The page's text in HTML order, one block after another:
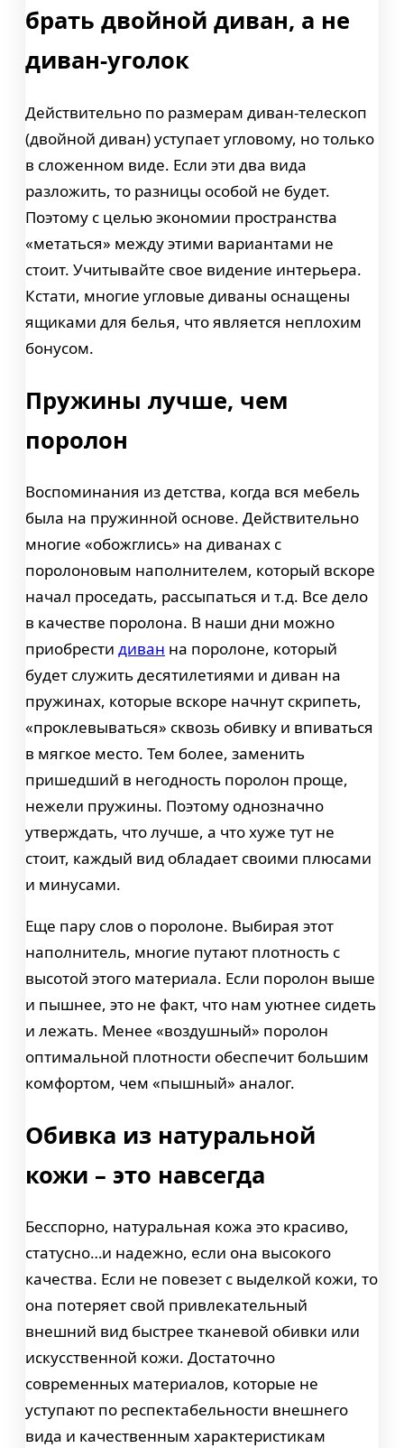
брать двойной диван, а не
диван-уголок
Действительно по размерам диван-телескоп
(двойной диван) уступает угловому, но только
в сложенном виде. Если эти два вида
разложить, то разницы особой не будет.
Поэтому с целью экономии пространства
«метаться» между этими вариантами не
стоит. Учитывайте свое видение интерьера.
Кстати, многие угловые диваны оснащены
ящиками для белья, что является неплохим
бонусом.
Пружины лучше, чем
поролон
Воспоминания из детства, когда вся мебель
была на пружинной основе. Действительно
многие «обожглись» на диванах с
поролоновым наполнителем, который вскоре
начал проседать, рассыпаться и т.д. Все дело
в качестве поролона. В наши дни можно
приобрести диван на поролоне, который
будет служить десятилетиями и диван на
пружинах, которые вскоре начнут скрипеть,
«проклевываться» сквозь обивку и впиваться
в мягкое место. Тем более, заменить
пришедший в негодность поролон проще,
нежели пружины. Поэтому однозначно
утверждать, что лучше, а что хуже тут не
стоит, каждый вид обладает своими плюсами
и минусами.
Еще пару слов о поролоне. Выбирая этот
наполнитель, многие путают плотность с
высотой этого материала. Если поролон выше
и пышнее, это не факт, что нам уютнее сидеть
и лежать. Менее «воздушный» поролон
оптимальной плотности обеспечит большим
комфортом, чем «пышный» аналог.
Обивка из натуральной
кожи – это навсегда
Бесспорно, натуральная кожа это красиво,
статусно…и надежно, если она высокого
качества. Если не повезет с выделкой кожи, то
она потеряет свой привлекательный
внешний вид быстрее тканевой обивки или
искусственной кожи. Достаточно
современных материалов, которые не
уступают по респектабельности внешнего
вида и качественным характеристикам